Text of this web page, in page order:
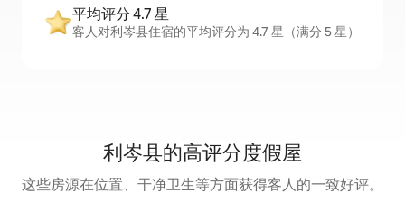
平均评分 4.7 星
客人对利岑县住宿的平均评分为 4.7 星（满分 5 星）
利岑县的高评分度假屋
这些房源在位置、干净卫生等方面获得客人的一致好评。